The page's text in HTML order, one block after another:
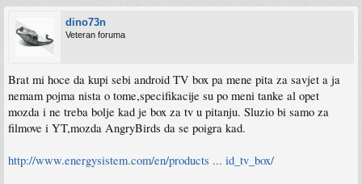
dino73n
Veteran foruma
Brat mi hoce da kupi sebi android TV box pa mene pita za savjet a ja
nemam pojma nista o tome,specifikacije su po meni tanke al opet
mozda i ne treba bolje kad je box za tv u pitanju. Sluzio bi samo za
filmove i YT,mozda AngryBirds da se poigra kad.
http://www.energysistem.com/en/products ... id_tv_box/